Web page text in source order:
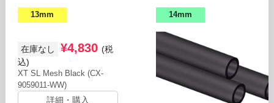
13mm
在庫なし ¥4,830 (税
込)
XT SL Mesh Black (CX-
9059011-WW)
詳細・購入
14mm